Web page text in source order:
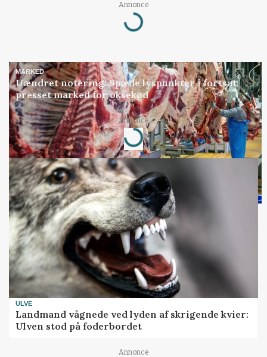
Annonce
Loading...
MARKED
Uændret notering: Spæde lyspunkter i fortsat
presset marked for oksekød
Annonce
Loading...
ULVE
Landmand vågnede ved lyden af skrigende kvier:
Ulven stod på foderbordet
Annonce